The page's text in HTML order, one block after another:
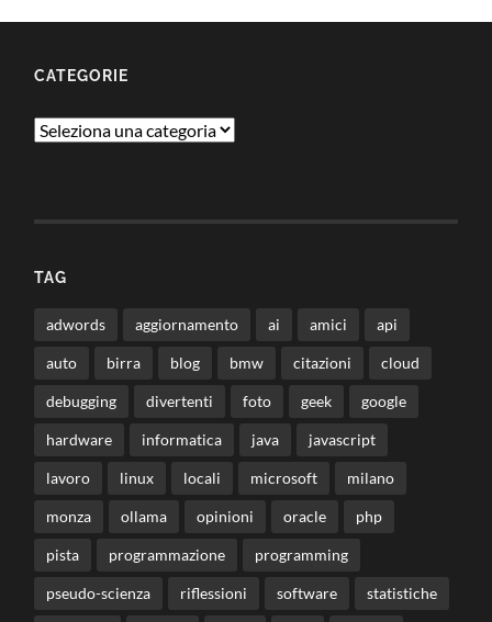
CATEGORIE
Categorie
TAG
adwords aggiornamento ai amici api
auto birra blog bmw citazioni cloud
debugging divertenti foto geek google
hardware informatica java javascript
lavoro linux locali microsoft milano
monza ollama opinioni oracle php
pista programmazione programming
pseudo-scienza riflessioni software statistiche